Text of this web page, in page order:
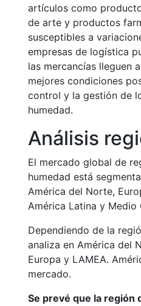
artículos como
de arte y productos
susceptibles a
empresas de logística
las mercancías lleguen
mejores condiciones
control y la gestión de
humedad.
Análisis
El mercado global de
humedad está
América del Norte,
América Latina y Medio
Dependiendo de la
analiza en América del
Europa y LAMEA.
mercado.
Se prevé que la región